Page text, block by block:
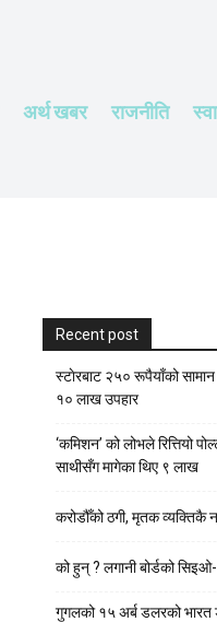
अर्थ खबर राजनीति
Recent post
स्टाेरबाट २५० रूपैयाँको
१० लाख उपहार
‘कमिशन’ को लोभले रित्तियो
साथीसँग मागेका थिए ९ लाख
करोडौँको ठगी, मृतक व्यक्तिकै
को हुन् ? लगानी बोर्डको
गुगलको १५ अर्ब डलरको भारत